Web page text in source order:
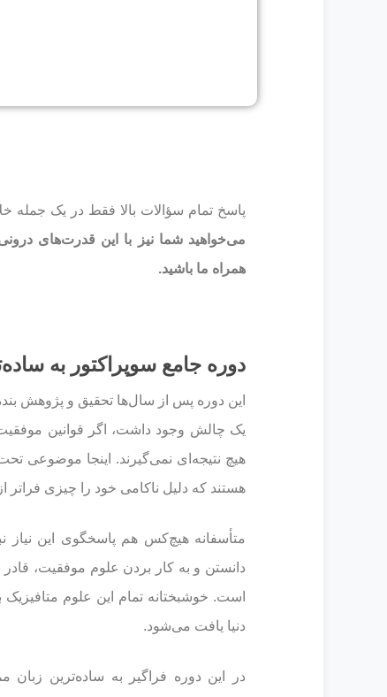
پاسخ تمام سؤالات بالا فقط در یک جمله
می‌خواهید شما نیز با این قدرت‌های درونی
همراه ما باشید.
دوره جامع سوپراکتور به
این دوره پس از سال‌ها تحقیق و پژوهش
یک چالش وجود داشت، اگر قوانین
هیچ نتیجه‌ای نمی‌گیرند. اینجا موضوعی
هستند که دلیل ناکامی خود را چیزی فراتر
متأسفانه هیچ‌کس هم پاسخگوی این نیاز
دانستن و به کار بردن علوم موفقیت،
است. خوشبختانه تمام این علوم
دنیا یافت می‌شود.
در این دوره فراگیر به ساده‌ترین زبان